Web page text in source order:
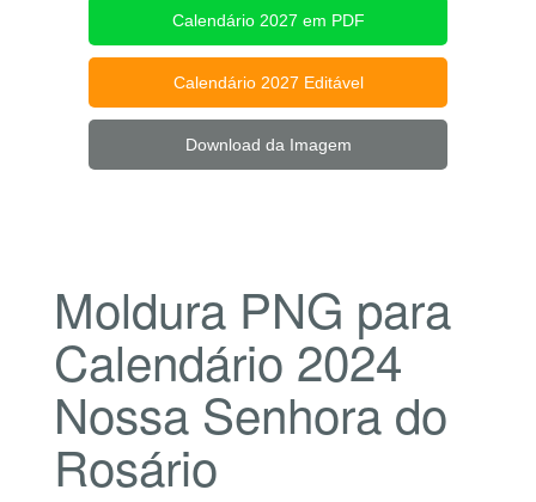
Calendário 2027 em PDF
Calendário 2027 Editável
Download da Imagem
Moldura PNG para
Calendário 2024
Nossa Senhora do
Rosário